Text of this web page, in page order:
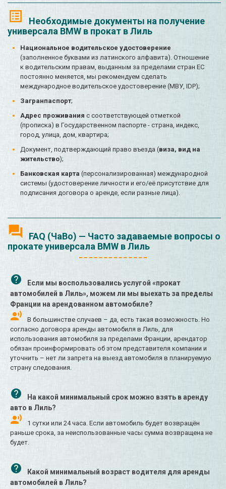
Необходимые документы на получение
универсала BMW в прокат в Лиль
Национальное водительское удостоверение
(заполненное буквами из латинского алфавита). Отношение
к водительским правам, выданным за пределами стран ЕС
постоянно меняется, мы рекомендуем сделать
международное водительское удостоверение (МВУ, IDP);
Загранпаспорт;
Адрес проживания с соответствующей отметкой
(прописка) в Государственном паспорте - страна, индекс,
город, улица, дом, квартира;
Документ, подтверждающий право въезда (виза, вид на
жительство);
Банковская карта (персонализированная) международной
системы (удостоверение личности и его/её присутствие для
подписания договора о аренде, если разные лица).
FAQ (ЧаВо) — Часто задаваемые вопросы о
прокате универсала BMW в Лиль
Если мы воспользовались услугой «прокат
автомобилей в Лиль», можем ли мы выехать за пределы
Франции на арендованном автомобиле?
В большинстве случаев – да, есть такая возможность. Но
согласно договора аренды автомобиля в Лиль, для
использования автомобиля за пределами Франции, арендатор
обязан проинформировать об этом представителя компании и
уточнить – нет ли запрета на выезд автомобиля в планируемую
страну следования.
На какой минимальный срок можно взять в аренду
авто в Лиль?
1 сутки или 24 часа. Если автомобиль будет возвращён
раньше срока, за неиспользованные часы сумма возвращена не
будет.
Какой минимальный возраст водителя для аренды
автомобилей в Лиль?